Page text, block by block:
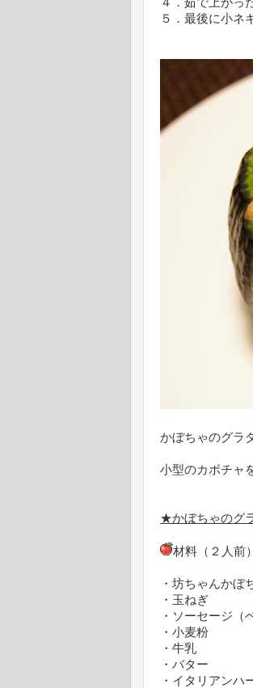
５．最後に小ネ
かぼちゃのグラ
小型のカボチャ
★かぼちゃのグ
材料（２人前）
・坊ちゃん
・玉ね
・ソーセージ
・小麦
・牛乳
・バ
・イタリアン